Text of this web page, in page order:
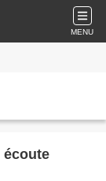
MENU
écoute